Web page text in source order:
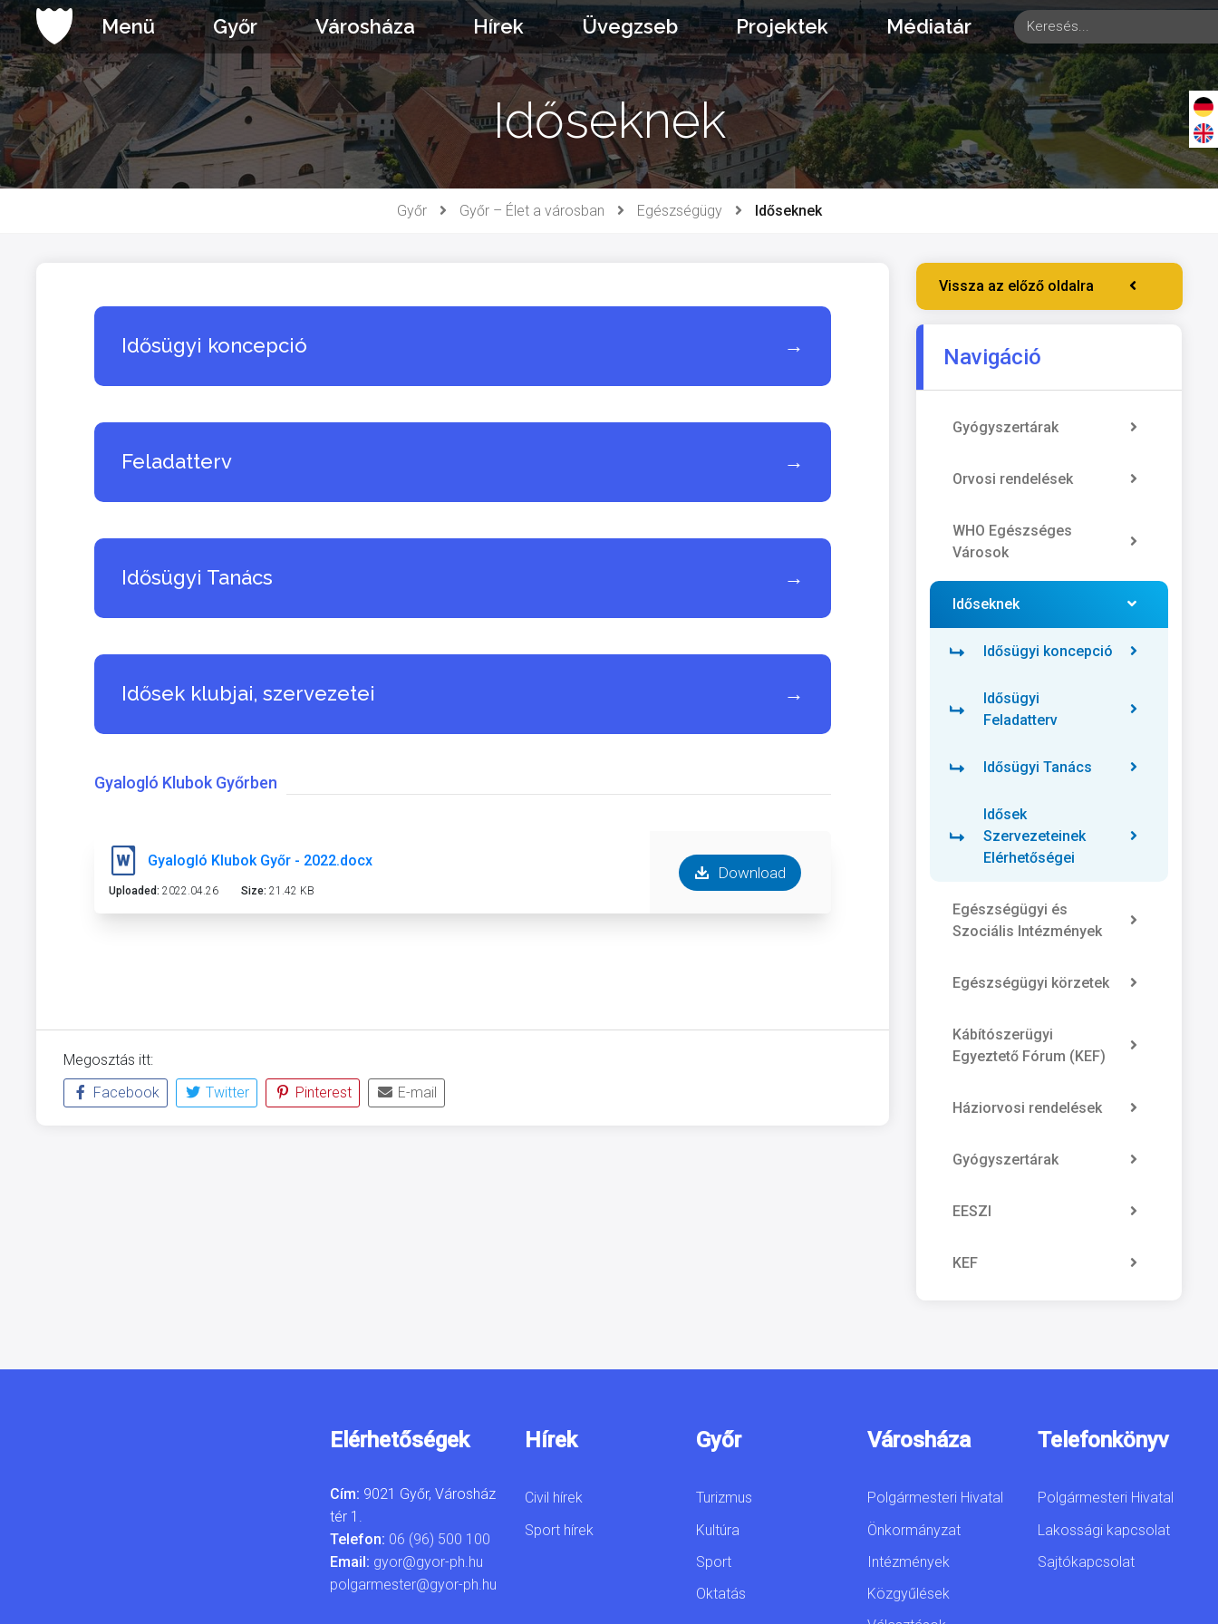
Ugrás
a
tartalomhoz
Menü Győr Városháza Hírek Üvegzseb Projektek Médiatár
Időseknek
Győr Győr – Élet a városban Egészségügy Időseknek
Idősügyi koncepció →
Feladatterv →
Idősügyi Tanács →
Idősek klubjai, szervezetei →
Gyalogló Klubok Győrben
Gyalogló Klubok Győr - 2022.docx
Uploaded: 2022.04.26 Size: 21.42 KB
Download
Megosztás itt:
Facebook
Twitter Pinterest E-mail
Vissza az előző oldalra
Navigáció
Gyógyszertárak
Orvosi rendelések
WHO Egészséges
Városok
Időseknek
Idősügyi koncepció
Idősügyi
Feladatterv
Idősügyi Tanács
Idősek
Szervezeteinek
Elérhetőségei
Egészségügyi és
Szociális Intézmények
Egészségügyi körzetek
Kábítószerügyi
Egyeztető Fórum (KEF)
Háziorvosi rendelések
Gyógyszertárak
EESZI
KEF
Elérhetőségek
Cím: 9021 Győr, Városház
tér 1.
Telefon: 06 (96) 500 100
Email: gyor@gyor-ph.hu
polgarmester@gyor-ph.hu
Hírek
Civil hírek
Sport hírek
Győr
Turizmus
Kultúra
Sport
Oktatás
Városháza
Polgármesteri Hivatal
Önkormányzat
Intézmények
Közgyűlések
Telefonkönyv
Polgármesteri Hivatal
Lakossági kapcsolat
Sajtókapcsolat